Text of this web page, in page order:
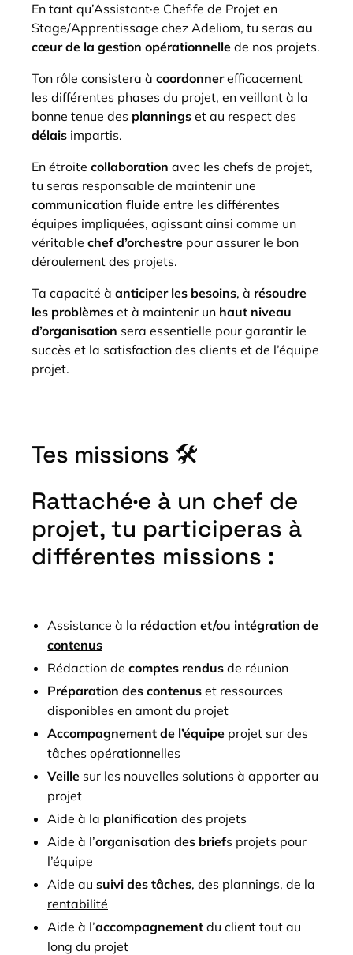
En tant qu’Assistant·e Chef·fe de Projet en
Stage/Apprentissage chez Adeliom, tu seras au
cœur de la gestion opérationnelle de nos projets.
Ton rôle consistera à coordonnerefficacement
les différentes phases du projet, en veillant à la
bonne tenue des plannings et au respect des
délais impartis.
En étroite collaboration avec les chefs de projet,
tu seras responsable de maintenir une
communication fluide entre les différentes
équipes impliquées, agissant ainsi comme un
véritable chef d’orchestre pour assurer le bon
déroulement des projets.
Ta capacité à anticiper les besoins, à résoudre
les problèmes et à maintenir un haut niveau
d’organisation sera essentielle pour garantir le
succès et la satisfaction des clients et de l’équipe
projet.
Tes missions 🛠️
Rattaché·e à un chef de
projet, tu participeras à
différentes missions :
Assistance à la rédaction et/ou intégration de
contenus
Rédaction de comptes rendus de réunion
Préparation des contenus et ressources
disponibles en amont du projet
Accompagnement de l’équipe projet sur des
tâches opérationnelles
Veille sur les nouvelles solutions à apporter au
projet
Aide à la planification des projets
Aide à l’organisation des briefs projets pour
l’équipe
Aide au suivi des tâches, des plannings, de la
rentabilité
Aide à l’accompagnement du client tout au
long du projet